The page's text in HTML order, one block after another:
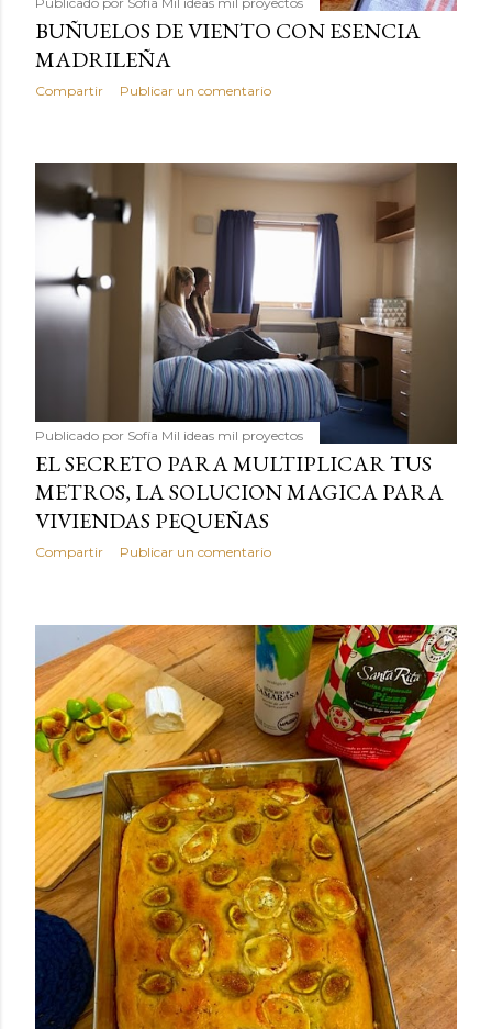
BUÑUELOS DE VIENTO CON ESENCIA
MADRILEÑA
Compartir Publicar un comentario
Publicado por Sofía Mil ideas mil proyectos
EL SECRETO PARA MULTIPLICAR TUS
METROS, LA SOLUCION MAGICA PARA
VIVIENDAS PEQUEÑAS
Compartir Publicar un comentario